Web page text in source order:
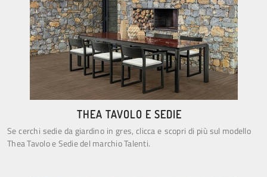
THEA TAVOLO E SEDIE
Se cerchi sedie da giardino in gres, clicca e scopri di più sul modello
Thea Tavolo e Sedie del marchio Talenti.